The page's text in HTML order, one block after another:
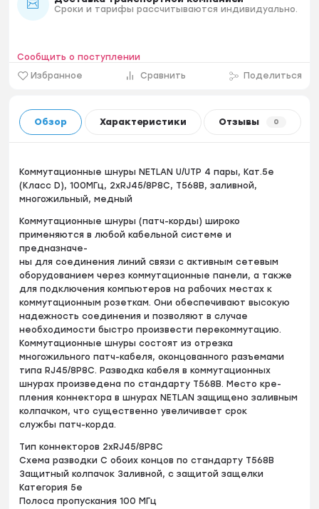
Сроки и тарифы рассчитываются индивидуально.
Избранное Сравнить Поделиться
Сообщить о поступлении
Обзор Характеристики Отзывы 0
Коммутационные шнуры NETLAN U/UTP 4 пары, Кат.5е
(Класс D), 100МГц, 2хRJ45/8P8C, T568B, заливной,
многожильный, медный
Коммутационные шнуры (патч-корды) широко
применяются в любой кабельной системе и
предназначе-
ны для соединения линий связи с активным сетевым
оборудованием через коммутационные панели, а также
для подключения компьютеров на рабочих местах к
коммутационным розеткам. Они обеспечивают высокую
надежность соединения и позволяют в случае
необходимости быстро произвести перекоммутацию.
Коммутационные шнуры состоят из отрезка
многожильного патч-кабеля, оконцованного разъемами
типа RJ45/8P8C. Разводка кабеля в коммутационных
шнурах произведена по стандарту T568B. Место кре-
пления коннектора в шнурах NETLAN защищено заливным
колпачком, что существенно увеличивает срок
службы патч-корда.
Тип коннекторов 2xRJ45/8P8C
Схема разводки С обоих концов по стандарту T568B
Защитный колпачок Заливной, с защитой защелки
Категория 5e
Полоса пропускания 100 МГц